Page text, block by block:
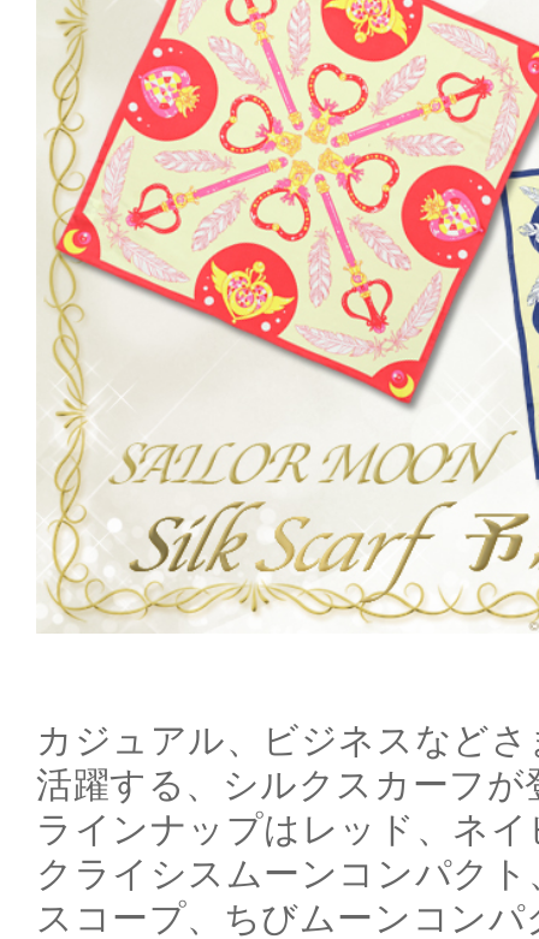
カジュアル、ビジネスなど
活躍する、シルクスカーフが
ラインナップはレッド、ネ
クライシスムーンコンパク
スコープ、ちびムーンコン